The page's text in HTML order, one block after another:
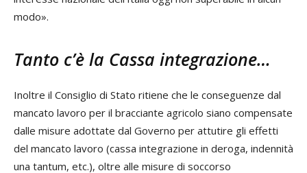
modo».
Tanto c’è la Cassa integrazione…
Inoltre il Consiglio di Stato ritiene che le conseguenze dal
mancato lavoro per il bracciante agricolo siano compensate
dalle misure adottate dal Governo per attutire gli effetti
del mancato lavoro (cassa integrazione in deroga, indennità
una tantum, etc.), oltre alle misure di soccorso